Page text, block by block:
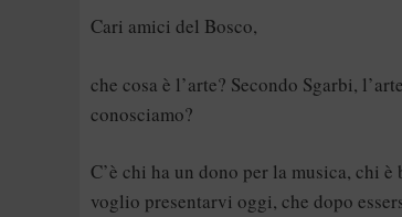
Cari amici del Bosco,
che cosa è l’arte? Secondo Sgarbi,
conosciamo?
C’è chi ha un dono per la musica, chi
voglio presentarvi oggi, che dopo